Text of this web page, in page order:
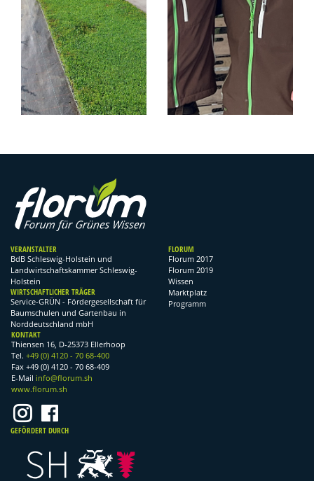
VERANSTALTER
BdB Schleswig-Holstein und
Landwirtschaftskammer Schleswig-
Holstein
WIRTSCHAFTLICHER TRÄGER
Service-GRÜN - Fördergesellschaft für
Baumschulen und Gartenbau in
Norddeutschland mbH
FLORUM
Florum 2017
Florum 2019
Wissen
Marktplatz
Programm
KONTAKT
Thiensen 16, D-25373 Ellerhoop
Tel. +49 (0) 4120 - 70 68-400
Fax +49 (0) 4120 - 70 68-409
E-Mail info@florum.sh
www.florum.sh
GEFÖRDERT DURCH